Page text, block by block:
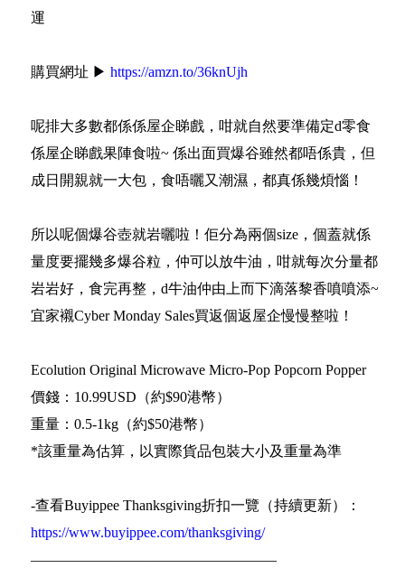
運
購買網址 ▶ https://amzn.to/36knUjh
呢排大多數都係係屋企睇戲，咁就自然要準備定d零食
係屋企睇戲果陣食啦~ 係出面買爆谷雖然都唔係貴，但
成日開親就一大包，食唔曬又潮濕，都真係幾煩惱！
所以呢個爆谷壺就岩曬啦！佢分為兩個size，個蓋就係
量度要擺幾多爆谷粒，仲可以放牛油，咁就每次分量都
岩岩好，食完再整，d牛油仲由上而下滴落黎香噴噴添~
宜家襯Cyber Monday Sales買返個返屋企慢慢整啦！
Ecolution Original Microwave Micro-Pop Popcorn Popper
價錢：10.99USD（約$90港幣）
重量：0.5-1kg（約$50港幣）
*該重量為估算，以實際貨品包裝大小及重量為準
-查看Buyippee Thanksgiving折扣一覽（持續更新）：
https://www.buyippee.com/thanksgiving/
—————————————————